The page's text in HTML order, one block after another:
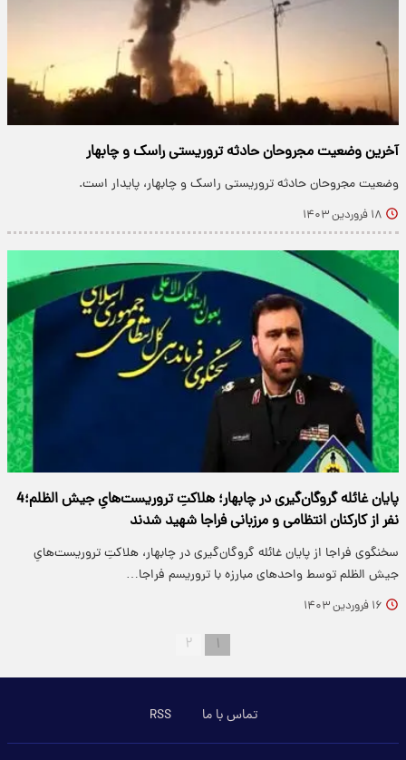
آخرین وضعیت مجروحان حادثه تروریستی راسک و چابهار
وضعیت مجروحان حادثه تروریستی راسک و چابهار، پایدار است.
۱۸ فروردین ۱۴۰۳
پایان غائله گروگان‌گیری در چابهار؛ هلاکتِ تروریست‌هایِ جیش الظلم؛4
نفر از کارکنان انتظامی و مرزبانی فراجا شهید شدند
سخنگوی فراجا از پایان غائله گروگان‌گیری در چابهار، هلاکتِ تروریست‌هایِ
جیش الظلم توسط واحدهای مبارزه با تروریسم فراجا…
۱۶ فروردین ۱۴۰۳
۱ ۲
تماس با ما RSS